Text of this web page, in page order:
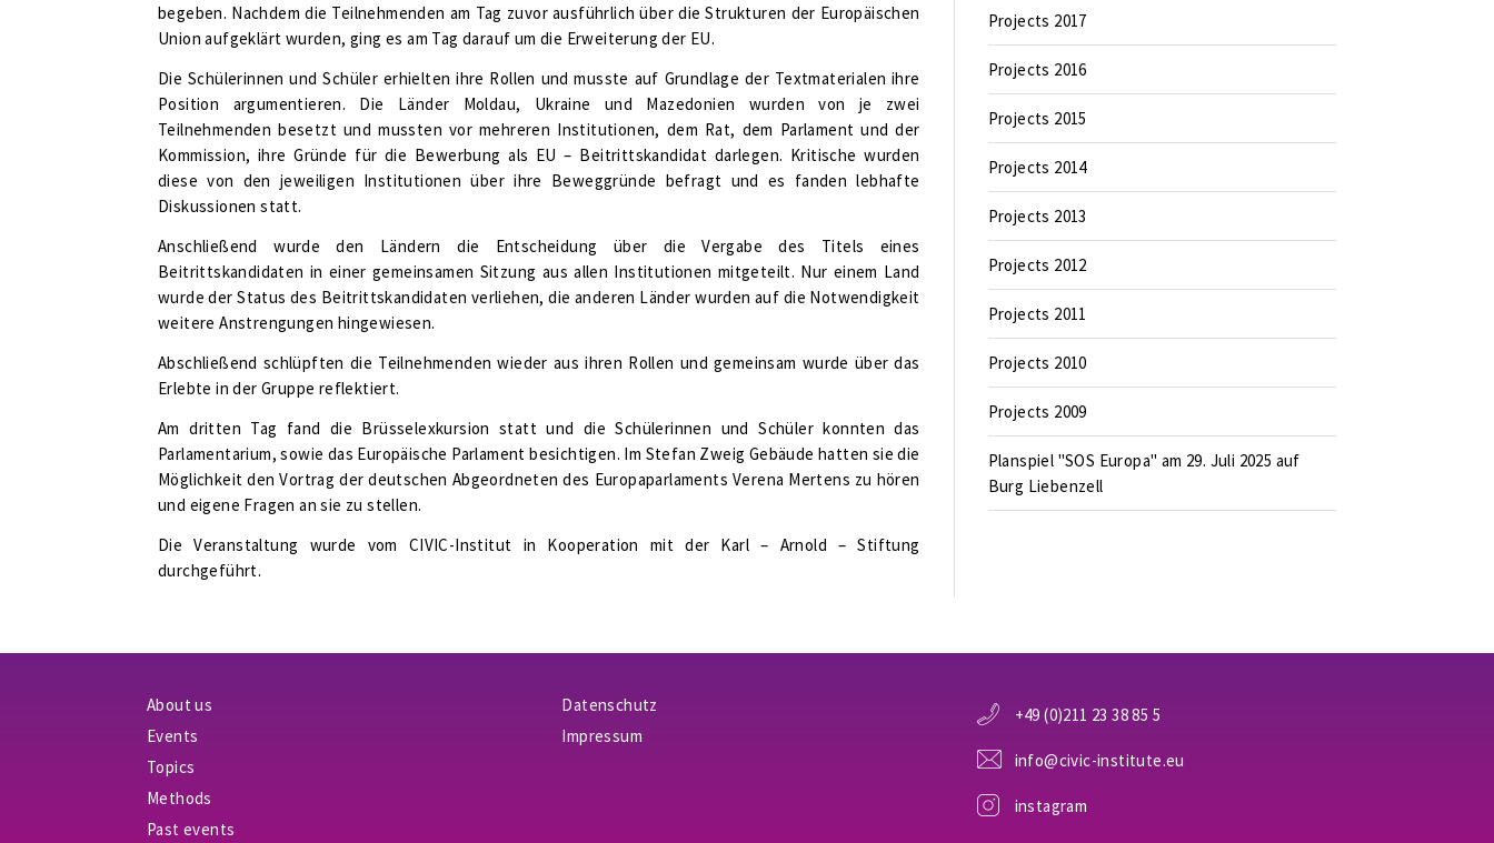
begeben. Nachdem die Teilnehmenden am Tag zuvor ausführlich über die Strukturen der Europäischen
Union aufgeklärt wurden, ging es am Tag darauf um die Erweiterung der EU.
Die Schülerinnen und Schüler erhielten ihre Rollen und musste auf Grundlage der Textmaterialen ihre
Position argumentieren. Die Länder Moldau, Ukraine und Mazedonien wurden von je zwei
Teilnehmenden besetzt und mussten vor mehreren Institutionen, dem Rat, dem Parlament und der
Kommission, ihre Gründe für die Bewerbung als EU – Beitrittskandidat darlegen. Kritische wurden
diese von den jeweiligen Institutionen über ihre Beweggründe befragt und es fanden lebhafte
Diskussionen statt.
Anschließend wurde den Ländern die Entscheidung über die Vergabe des Titels eines
Beitrittskandidaten in einer gemeinsamen Sitzung aus allen Institutionen mitgeteilt. Nur einem Land
wurde der Status des Beitrittskandidaten verliehen, die anderen Länder wurden auf die Notwendigkeit
weitere Anstrengungen hingewiesen.
Abschließend schlüpften die Teilnehmenden wieder aus ihren Rollen und gemeinsam wurde über das
Erlebte in der Gruppe reflektiert.
Am dritten Tag fand die Brüsselexkursion statt und die Schülerinnen und Schüler konnten das
Parlamentarium, sowie das Europäische Parlament besichtigen. Im Stefan Zweig Gebäude hatten sie die
Möglichkeit den Vortrag der deutschen Abgeordneten des Europaparlaments Verena Mertens zu hören
und eigene Fragen an sie zu stellen.
Die Veranstaltung wurde vom CIVIC-Institut in Kooperation mit der Karl – Arnold – Stiftung
durchgeführt.
Projects 2017
Projects 2016
Projects 2015
Projects 2014
Projects 2013
Projects 2012
Projects 2011
Projects 2010
Projects 2009
Planspiel "SOS Europa" am 29. Juli 2025 auf
Burg Liebenzell
About us
Events
Topics
Methods
Past events
Datenschutz
Impressum
+49 (0)211 23 38 85 5
info@civic-institute.eu
instagram